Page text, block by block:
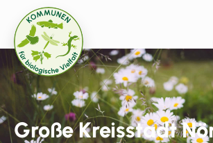
Große Kreisstadt